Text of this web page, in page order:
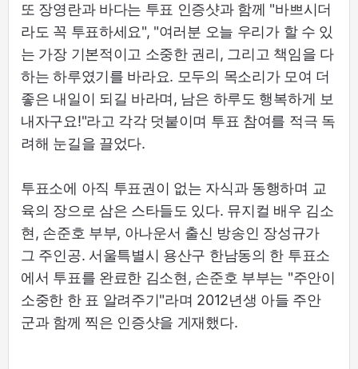
또 장영란과 바다는 투표 인증샷과 함께 "바쁘시더
라도 꼭 투표하세요", "여러분 오늘 우리가 할 수 있
는 가장 기본적이고 소중한 권리, 그리고 책임을 다
하는 하루였기를 바라요. 모두의 목소리가 모여 더
좋은 내일이 되길 바라며, 남은 하루도 행복하게 보
내자구요!"라고 각각 덧붙이며 투표 참여를 적극 독
려해 눈길을 끌었다.
투표소에 아직 투표권이 없는 자식과 동행하며 교
육의 장으로 삼은 스타들도 있다. 뮤지컬 배우 김소
현, 손준호 부부, 아나운서 출신 방송인 장성규가
그 주인공. 서울특별시 용산구 한남동의 한 투표소
에서 투표를 완료한 김소현, 손준호 부부는 "주안이
소중한 한 표 알려주기"라며 2012년생 아들 주안
군과 함께 찍은 인증샷을 게재했다.